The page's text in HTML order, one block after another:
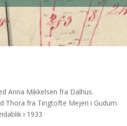
Anna Mikkelsen fra Dalhus.
Thora fra Tingtofte Mejeri i Gudum.
i 1933